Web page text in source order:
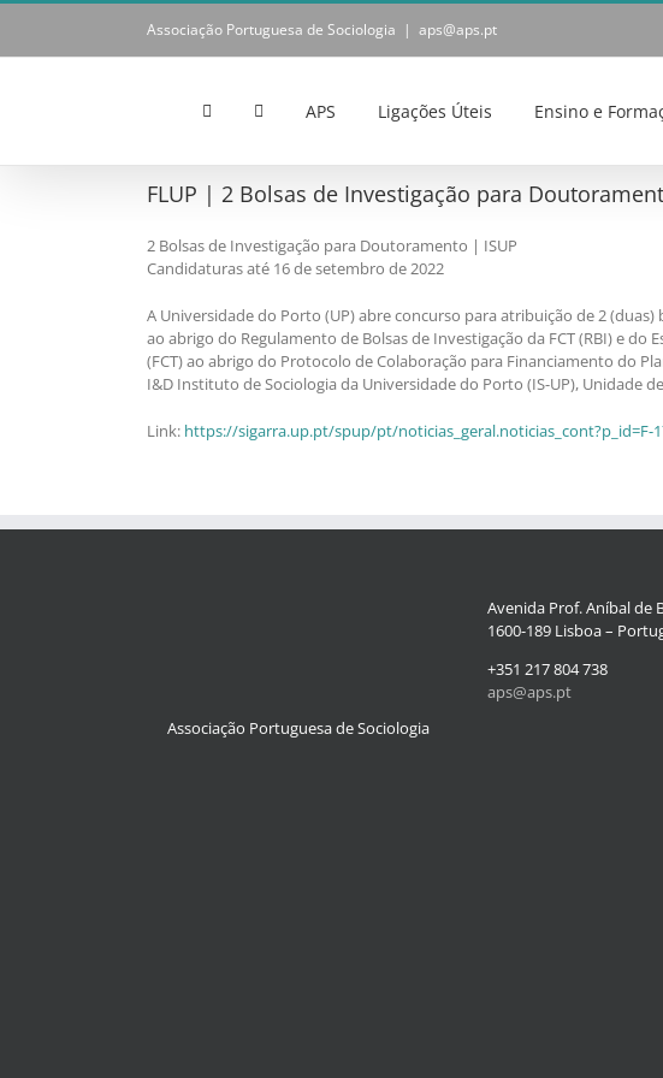
Skip
content
Associação Portuguesa de Sociologia | aps@aps.pt
APS Ligações Úteis Ensino e
FLUP | 2 Bolsas de Investigação para
2 Bolsas de Investigação para Doutoramento | ISUP
Candidaturas até 16 de setembro de 2022
A Universidade do Porto (UP) abre concurso para atribuição de 2
ao abrigo do Regulamento de Bolsas de Investigação da FCT (RBI) e
(FCT) ao abrigo do Protocolo de Colaboração para Financiamento do
I&D Instituto de Sociologia da Universidade do Porto (IS-UP), Unidade
Link: https://sigarra.up.pt/spup/pt/noticias_geral.noticias_cont?p_id=F-
Associação Portuguesa de Sociologia
Avenida Prof. Aníbal de
1600-189 Lisboa –
+351 217 804 738
aps@aps.pt